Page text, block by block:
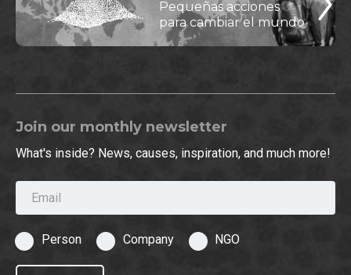
Pequeñas acciones
para cambiar el mundo
Join our monthly newsletter
What's inside? News, causes, inspiration, and much more!
Email
Person Company NGO